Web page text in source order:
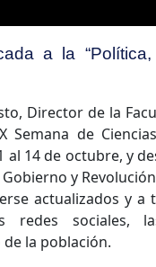
a la
Director de la
Semana de
al 14 de octubre, y
y
actualizados y a
redes sociales,
la población.